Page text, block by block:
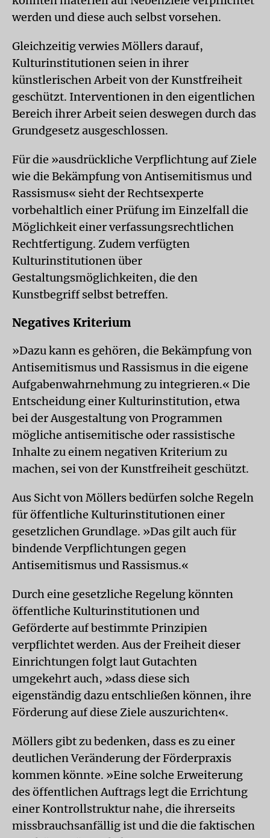
werden und diese auch selbst vorsehen.
Gleichzeitig verwies Möllers darauf,
Kulturinstitutionen seien in ihrer
künstlerischen Arbeit von der Kunstfreiheit
geschützt. Interventionen in den eigentlichen
Bereich ihrer Arbeit seien deswegen durch das
Grundgesetz ausgeschlossen.
Für die »ausdrückliche Verpflichtung auf Ziele
wie die Bekämpfung von Antisemitismus und
Rassismus« sieht der Rechtsexperte
vorbehaltlich einer Prüfung im Einzelfall die
Möglichkeit einer verfassungsrechtlichen
Rechtfertigung. Zudem verfügten
Kulturinstitutionen über
Gestaltungsmöglichkeiten, die den
Kunstbegriff selbst betreffen.
Negatives Kriterium
»Dazu kann es gehören, die Bekämpfung von
Antisemitismus und Rassismus in die eigene
Aufgabenwahrnehmung zu integrieren.« Die
Entscheidung einer Kulturinstitution, etwa
bei der Ausgestaltung von Programmen
mögliche antisemitische oder rassistische
Inhalte zu einem negativen Kriterium zu
machen, sei von der Kunstfreiheit geschützt.
Aus Sicht von Möllers bedürfen solche Regeln
für öffentliche Kulturinstitutionen einer
gesetzlichen Grundlage. »Das gilt auch für
bindende Verpflichtungen gegen
Antisemitismus und Rassismus.«
Durch eine gesetzliche Regelung könnten
öffentliche Kulturinstitutionen und
Geförderte auf bestimmte Prinzipien
verpflichtet werden. Aus der Freiheit dieser
Einrichtungen folgt laut Gutachten
umgekehrt auch, »dass diese sich
eigenständig dazu entschließen können, ihre
Förderung auf diese Ziele auszurichten«.
Möllers gibt zu bedenken, dass es zu einer
deutlichen Veränderung der Förderpraxis
kommen könnte. »Eine solche Erweiterung
des öffentlichen Auftrags legt die Errichtung
einer Kontrollstruktur nahe, die ihrerseits
missbrauchsanfällig ist und die die faktischen